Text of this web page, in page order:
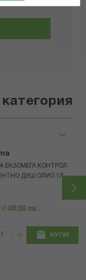
ЕКЗОМЕГА КОНТРОЛ
ДУШ ОЛИО 1Л
/ 48.00 лв.
КУПИ